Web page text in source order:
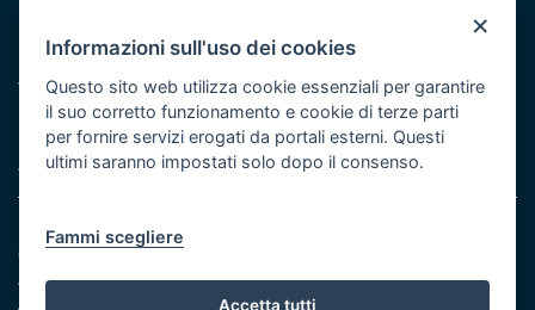
Protezione civile
Vai al sito di Protezione Civile Puglia
Iniziativa finanziata con risorse del POR Puglia 2014/2020 -
Asse XI
Note legali
Cookie e privacy
Amministrazione trasparente
Atti di notifica
×
Informazioni sull'uso dei cookies
Questo sito web utilizza cookie essenziali per garantire
il suo corretto funzionamento e cookie di terze parti
per fornire servizi erogati da portali esterni. Questi
ultimi saranno impostati solo dopo il consenso.
Fammi scegliere
Accetta tutti